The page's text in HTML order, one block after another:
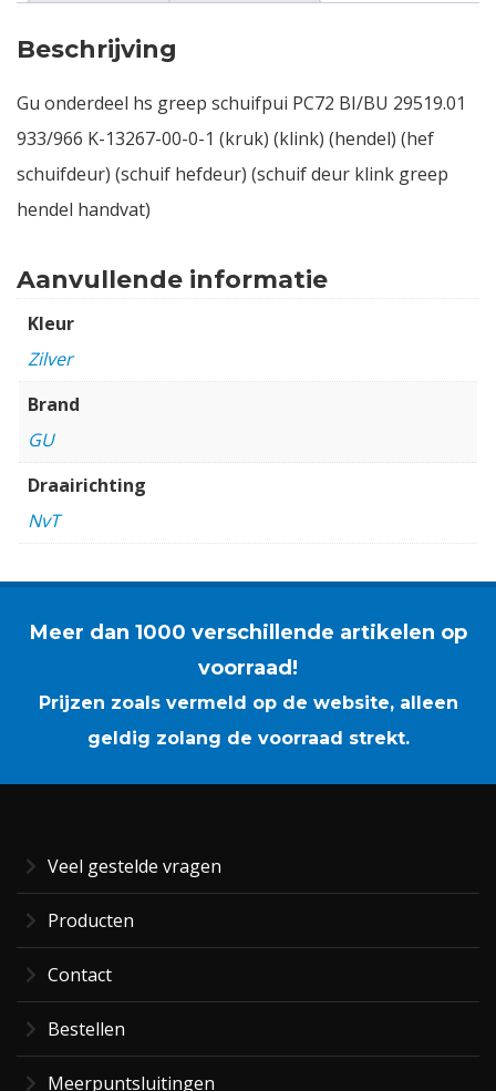
Beschrijving
Gu onderdeel hs greep schuifpui PC72 BI/BU 29519.01
933/966 K-13267-00-0-1 (kruk) (klink) (hendel) (hef
schuifdeur) (schuif hefdeur) (schuif deur klink greep
hendel handvat)
Aanvullende informatie
Kleur
Zilver
Brand
GU
Draairichting
NvT
Meer dan 1000 verschillende artikelen op
voorraad!
Prijzen zoals vermeld op de website, alleen
geldig zolang de voorraad strekt.
Veel gestelde vragen
Producten
Contact
Bestellen
Meerpuntsluitingen